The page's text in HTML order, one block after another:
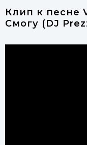
Клип к песне
Смогу (DJ